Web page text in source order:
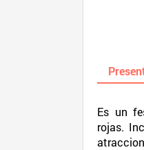
Es un
rojas.